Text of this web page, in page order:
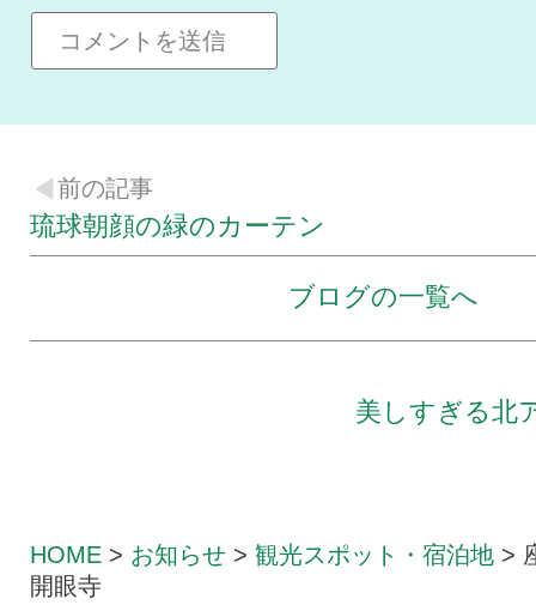
前の記事
琉球朝顔の緑のカーテン
ブログの一覧へ
美しすぎる北
HOME > お知らせ >観光スポット・宿泊地 >
開眼寺